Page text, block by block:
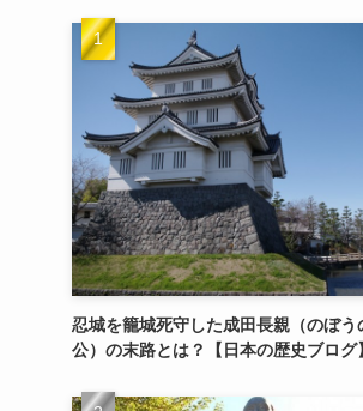
忍城を籠城死守した成田長親（のぼう
公）の末路とは？【日本の歴史ブログ】